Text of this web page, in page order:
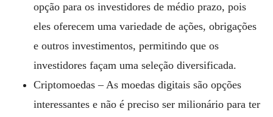
opção para os investidores de médio prazo, pois
eles oferecem uma variedade de ações, obrigações
e outros investimentos, permitindo que os
investidores façam uma seleção diversificada.
Criptomoedas – As moedas digitais são opções
interessantes e não é preciso ser milionário para ter